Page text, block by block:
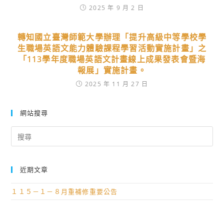
2025 年 9 月 2 日
轉知國立臺灣師範大學辦理「提升高級中等學校學
生職場英語文能力體驗課程學習活動實施計畫」之
「113學年度職場英語文計畫線上成果發表會暨海
報展」實施計畫。
2025 年 11 月 27 日
網站搜尋
for:
近期文章
１１５－１－８月重補修重要公告